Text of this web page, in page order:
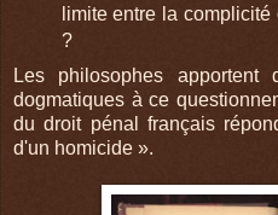
limite entre la
?
Les philosophes apportent
dogmatiques à ce
du droit pénal français
d'un homicide ».